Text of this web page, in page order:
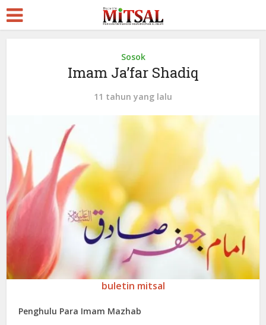
Sosok
Imam Ja’far Shadiq
11 tahun yang lalu
buletin mitsal
Penghulu Para Imam Mazhab